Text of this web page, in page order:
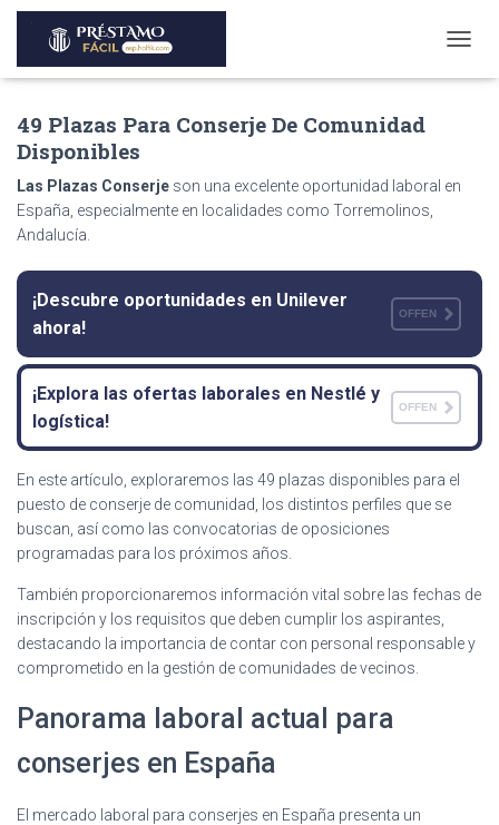
O
N
G
I
N
49 Plazas Para Conserje De Comunidad
Disponibles
Las Plazas Conserje son una excelente oportunidad laboral en
España, especialmente en localidades como Torremolinos,
Andalucía.
¡Descubre oportunidades en Unilever
ahora!
OFFEN
¡Explora las ofertas laborales en Nestlé y
logística!
OFFEN
En este artículo, exploraremos las 49 plazas disponibles para el
puesto de conserje de comunidad, los distintos perfiles que se
buscan, así como las convocatorias de oposiciones
programadas para los próximos años.
También proporcionaremos información vital sobre las fechas de
inscripción y los requisitos que deben cumplir los aspirantes,
destacando la importancia de contar con personal responsable y
comprometido en la gestión de comunidades de vecinos.
Panorama laboral actual para
conserjes en España
El mercado laboral para conserjes en España presenta un